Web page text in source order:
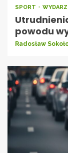
SPORT
powodu
Radosław